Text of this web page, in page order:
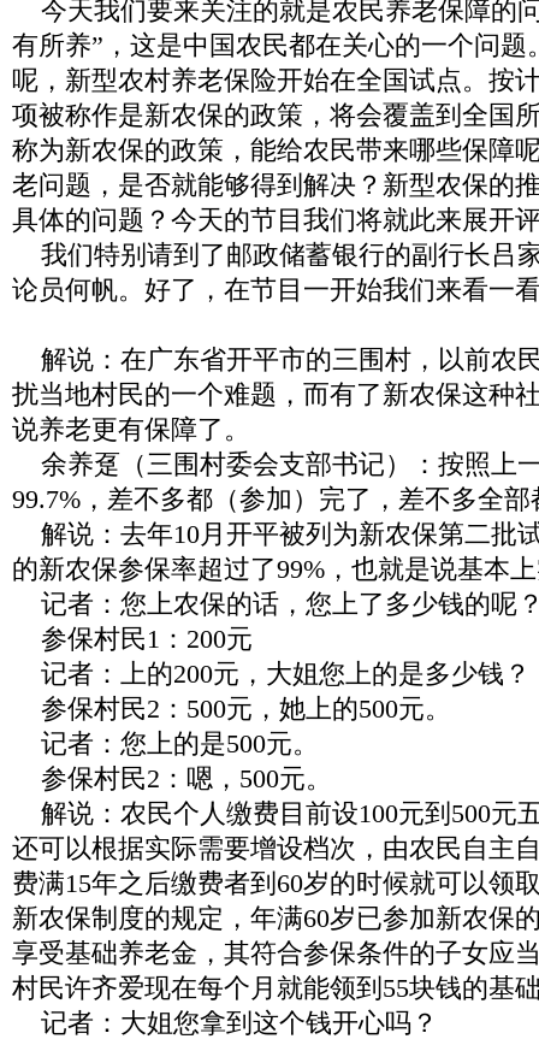
今天我们要来关注的就是农民养老保障的
有所养”，这是中国农民都在关心的一个问题
呢，新型农村养老保险开始在全国试点。按
项被称作是新农保的政策，将会覆盖到全国
称为新农保的政策，能给农民带来哪些保障
老问题，是否就能够得到解决？新型农保的
具体的问题？今天的节目我们将就此来展开
我们特别请到了邮政储蓄银行的副行长吕
论员何帆。好了，在节目一开始我们来看一
解说：在广东省开平市的三围村，以前农
扰当地村民的一个难题，而有了新农保这种
说养老更有保障了。
余养趸（三围村委会支部书记）：按照上
99.7% ，差不多都（参加）完了，差不多全
解说：去年10月开平被列为新农保第二批
的新农保参保率超过了99% ，也就是说基本
记者：您上农保的话，您上了多少钱的呢
参保村民1 ： 200元
记者：上的200元，大姐您上的是多少钱？
参保村民2 ： 500元，她上的500元。
记者：您上的是500元。
参保村民2 ：嗯， 500元。
解说：农民个人缴费目前设100元到 500元
还可以根据实际需要增设档次，由农民自主
费满15年之后缴费者到 60岁的时候就可以领
新农保制度的规定，年满60岁已参加新农保
享受基础养老金，其符合参保条件的子女应
村民许齐爱现在每个月就能领到 55块钱的基
记者：大姐您拿到这个钱开心吗？